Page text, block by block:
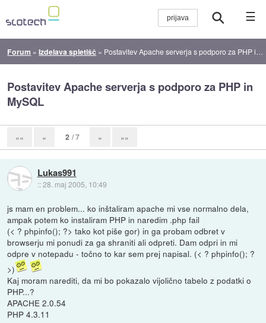
☰
Forum »Izdelava spletišč » Postavitev Apache serverja s podporo za PHP in MySQL
Postavitev Apache serverja s podporo za PHP in
MySQL
«« « 2 / 7 » »»
Lukas991
::28. maj 2005, 10:49
js mam en problem... ko inštaliram apache mi vse normalno dela,
ampak potem ko instaliram PHP in naredim .php fail
(< ? phpinfo(); ?> tako kot piše gor) in ga probam odbret v
browserju mi ponudi za ga shraniti ali odpreti. Dam odpri in mi
odpre v notepadu - točno to kar sem prej napisal. (< ? phpinfo(); ?
>)
Kaj moram narediti, da mi bo pokazalo vijolično tabelo z podatki o
PHP...?
APACHE 2.0.54
PHP 4.3.11